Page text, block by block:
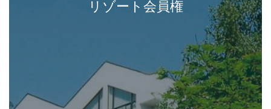
リゾート会員権